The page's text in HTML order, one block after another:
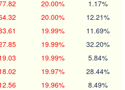
20.00% 1.17%
20.00% 12.21%
19.99% 11.69%
19.99% 32.20%
19.99% 5.84%
19.97% 28.44%
19.96% 8.49%